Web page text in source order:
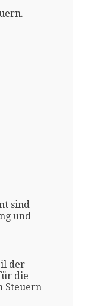
sind
und
der
die
Steuern